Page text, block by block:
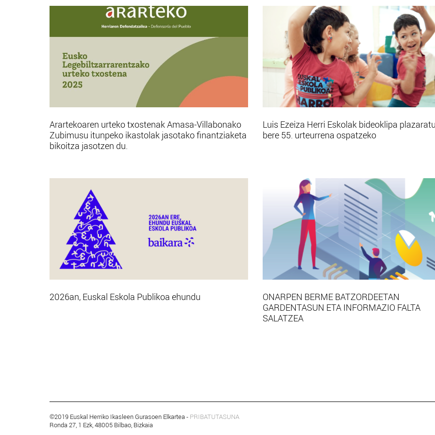
Arartekoaren urteko txostenak Amasa-Villabonako
Zubimusu itunpeko ikastolak jasotako finantziaketa
bikoitza jasotzen du.
Luis Ezeiza Herri Eskolak bideoklipa
bere 55. urteurrena ospatzeko
2026an, Euskal Eskola Publikoa ehundu
ONARPEN BERME BATZORDEETAN
GARDENTASUN ETA INFORMAZIO FALTA
SALATZEA
©2019 Euskal Herriko Ikasleen Gurasoen Elkartea - PRIBATUTASUNA
Ronda 27, 1 Ezk, 48005 Bilbao, Bizkaia